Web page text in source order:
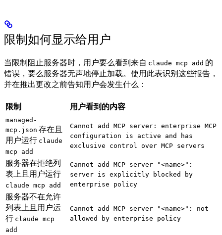
限制如何显示给用户
当限制阻止服务器时，用户要么看到来自 claude mcp add 的
错误，要么服务器无声地停止加载。使用此表识别这些报告，
并在推出更改之前告知用户会发生什么：
限制 用户看到的内容
managed-
mcp.json 存在且
用户运行 claude
mcp add
Cannot add MCP server: enterprise MCP
configuration is active and has
exclusive control over MCP servers
服务器在拒绝列
表上且用户运行
claude mcp add
Cannot add MCP server "<name>":
server is explicitly blocked by
enterprise policy
服务器不在允许
列表上且用户运
行 claude mcp
add
Cannot add MCP server "<name>": not
allowed by enterprise policy